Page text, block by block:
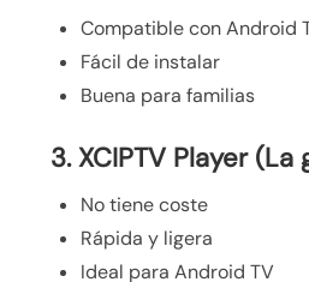
Compatible con Android
Fácil de instalar
Buena para familias
3. XCIPTV Player
No tiene coste
Rápida y ligera
Ideal para Android TV